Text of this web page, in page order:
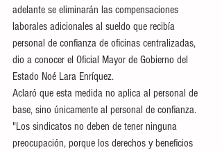
adelante se eliminarán las compensaciones
laborales adicionales al sueldo que recibía
personal de confianza de oficinas centralizadas,
dio a conocer el Oficial Mayor de Gobierno del
Estado Noé Lara Enríquez.
Aclaró que esta medida no aplica al personal de
base, sino únicamente al personal de confianza.
"Los sindicatos no deben de tener ninguna
preocupación, porque los derechos y beneficios